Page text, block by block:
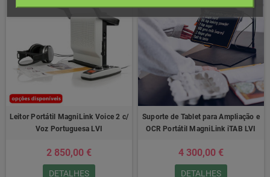
Leitor Portátil MagniLink Voice 2 c/
Voz Portuguesa LVI
2 850,00 €
DETALHES
Suporte de Tablet para Ampliação e
OCR Portátil MagniLink iTAB LVI
4 300,00 €
DETALHES